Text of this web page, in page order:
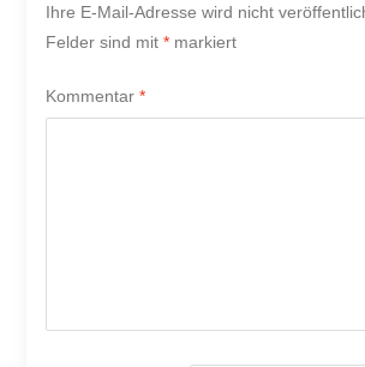
Ihre E-Mail-Adresse wird nicht
Felder sind mit *markiert
Kommentar *